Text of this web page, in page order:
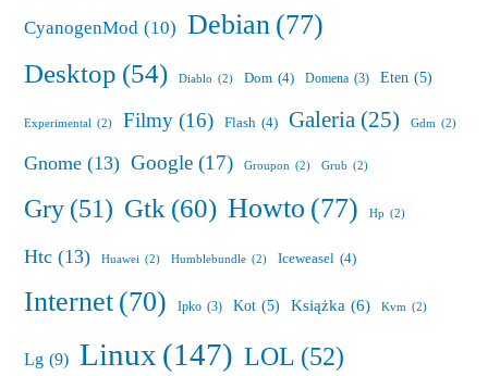
CyanogenMod (10) Debian(77)
Desktop (54) Diablo (2) Dom (4) Domena (3) Eten (5)
Experimental (2) Filmy (16) Flash (4) Galeria (25) Gdm (2)
Gnome (13) Google (17) Groupon (2) Grub (2)
Gry(51) Gtk(60) Howto (77) Hp (2)
Htc (13) Huawei (2) Humblebundle (2) Iceweasel (4)
Internet(70) Ipko (3) Kot (5) Książka (6) Kvm (2)
Lg (9) Linux(147) LOL (52)